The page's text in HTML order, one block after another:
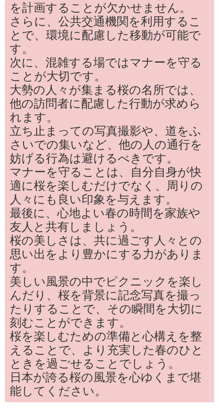
を計画することが欠かせません。
さらに、公共交通機関を利用するこ
とで、環境に配慮した移動が可能で
す。
次に、混雑する場ではマナーを守る
ことが大切です。
大勢の人々が集まる桜の名所では、
他の訪問者に配慮した行動が求めら
れます。
立ち止まっての写真撮影や、道をふ
さいでの集いなど、他の人の通行を
妨げる行為は避けるべきです。
マナーを守ることは、自分自身が快
適に桜を楽しむだけでなく、周りの
人々にも良い印象を与えます。
最後に、心地よい春の時間を家族や
友人と共有しましょう。
桜の美しさは、共に過ごす人々との
思い出をより豊かにする力がありま
す。
美しい風景の中でピクニックを楽し
んだり、桜を背景に記念写真を撮っ
たりすることで、その瞬間を大切に
刻むことができます。
桜を楽しむための準備と心構えを整
えることで、より充実した春のひと
ときを過ごせることでしょう。
日本が誇る桜の風景を心ゆくまで堪
能してください。